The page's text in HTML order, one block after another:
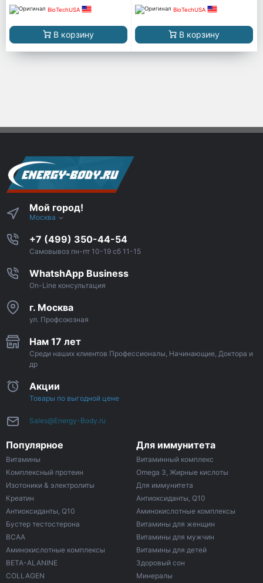
BioTechUSA
В корзину
BioTechUSA
В корзину
Мой город!
Москва
+7 (499) 350-44-54
Самовывоз пн-пт 10-19 сб 11-15
WhatshApp Business
On-Line консультация
г. Москва
ул. Профсоюзная
Нам 17 лет
Среди наших клиентов Профессионалы, Начинающие, Доктора и
др
Акции
Товары по выгодной цене
Sales@Energy-Body.ru
Популярное
Витамины
Комплексный протеин
Изотоники & электролиты
Креатин
Антиоксиданты, Q10
Бустер тестостерона
ВСАА
Аминокислотные комплексы
BETA-ALANINE
COLLAGEN
Для иммунитета
Витаминный комплекс
Omega 3, Жирные кислоты
Для иммунитета
Антиоксиданты, Q10
Аминокислотные комплексы
Витамины для женщин
Витамины для мужчин
Витамины для детей
Здоровый сон
Минералы